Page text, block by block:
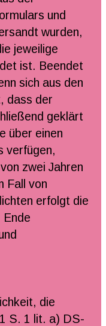
und
wurden,
jeweilige
ist. Beendet
sich aus den
dass der
geklärt
über einen
verfügen,
zwei Jahren
Fall von
erfolgt die
Ende
die
S. 1 lit. a) DS-